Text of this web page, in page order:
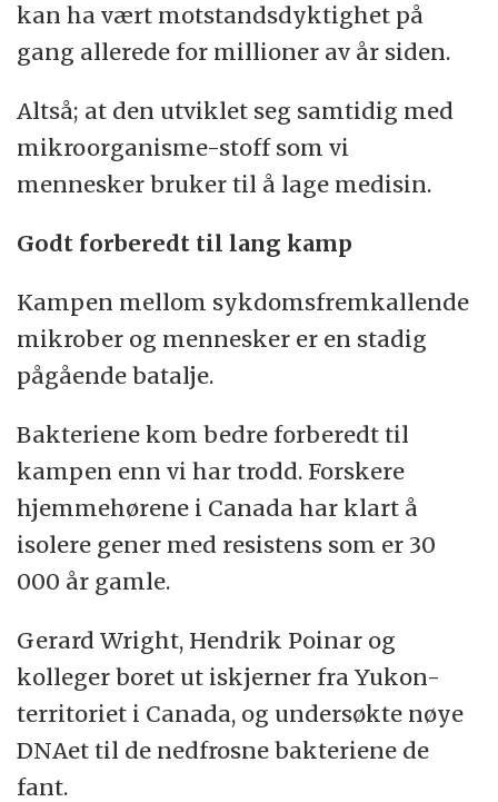
kan ha vært motstandsdyktighet på
gang allerede for millioner av år siden.
Altså; at den utviklet seg samtidig med
mikroorganisme-stoff som vi
mennesker bruker til å lage medisin.
Godt forberedt til lang kamp
Kampen mellom sykdomsfremkallende
mikrober og mennesker er en stadig
pågående batalje.
Bakteriene kom bedre forberedt til
kampen enn vi har trodd. Forskere
hjemmehørene i Canada har klart å
isolere gener med resistens som er 30
000 år gamle.
Gerard Wright, Hendrik Poinar og
kolleger boret ut iskjerner fra Yukon-
territoriet i Canada, og undersøkte nøye
DNAet til de nedfrosne bakteriene de
fant.